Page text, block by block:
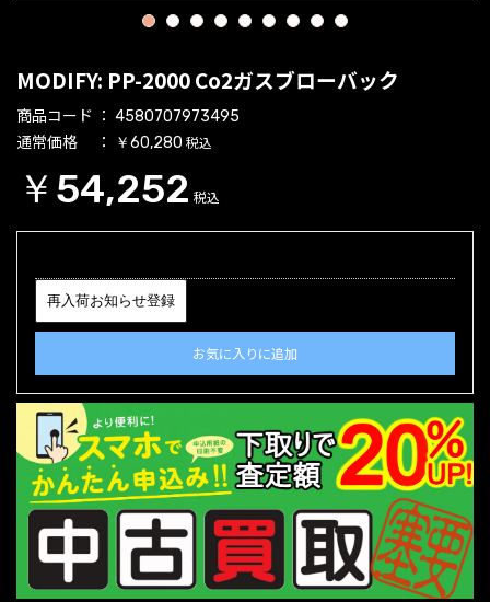
1 2 3 4 5 6 7 8 9
MODIFY: PP-2000 Co2ガスブローバック
商品コード 4580707973495
通常価格 ￥60,280 税込
￥54,252 税込
再入荷お知らせ登録
お気に入りに追加